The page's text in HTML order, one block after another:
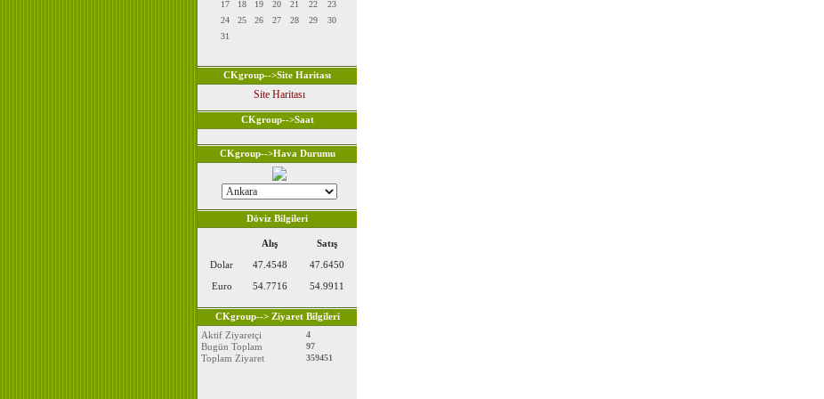
17 18 19 20 21 22
23
24
25 26 27 28 29
30
31
CKgroup-->Site Haritası
Site Haritası
CKgroup-->Saat
CKgroup-->Hava Durumu
Döviz Bilgileri
Alış
Satış
Dolar
47.4548
47.6450
Euro
54.7716 54.9911
CKgroup--> Ziyaret Bilgileri
Aktif Ziyaretçi
4
Bugün Toplam 97
Toplam Ziyaret 359451